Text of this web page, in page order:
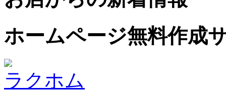
ホームページ無料作成
ラクホム